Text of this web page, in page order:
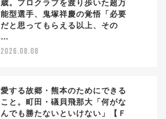
歳。プロクラブを渡り歩いた超万
能型選手、鬼塚祥慶の覚悟「必要
だと思ってもらえる以上、その
…
2026.08.08
愛する故郷・熊本のためにできる
こと。町田・礒貝飛那大「何がな
んでも勝たないといけない」【Ｆ